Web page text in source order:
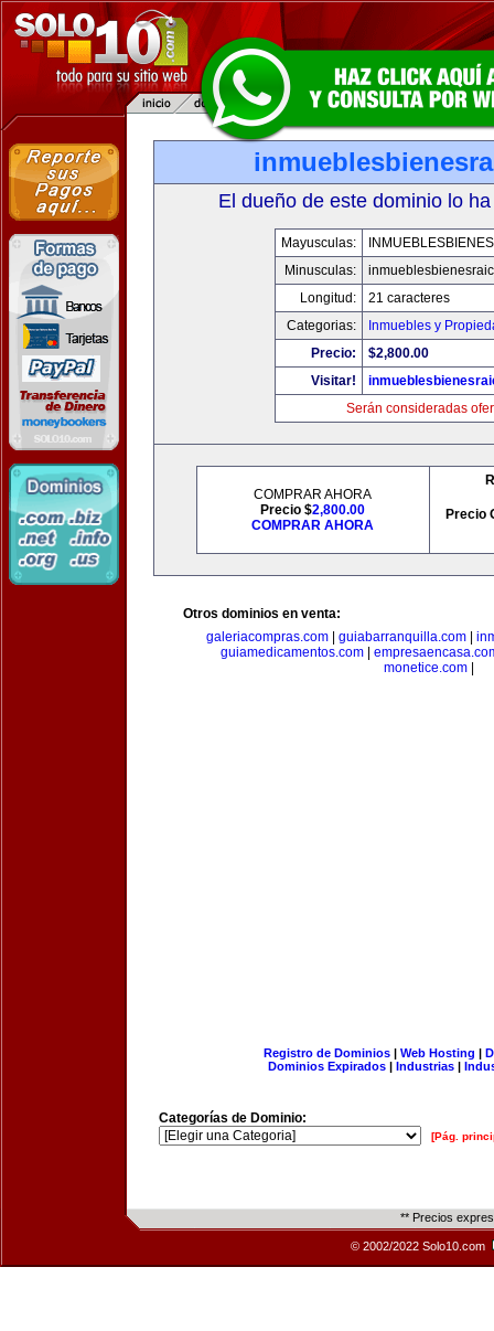
El dueño de este dominio lo
Mayusculas:
Minusculas:
Longitud:
21 caracteres
Categorias:
Inmuebles y
Precio:
$2,800.00
Visitar!
Serán consideradas
COMPRAR AHORA
Precio $2,800.00
COMPRAR AHORA
Precio
Otros dominios en venta:
galeriacompras.com
guiabarranquilla.com
guiamedicamentos.com|
monetice.com
Registro de Dominios| Web Hosting |
Dominios Expirados | Industrias |
Categorías de Dominio:
[Pág.
** Precios
© 2002/2022 Solo10.com